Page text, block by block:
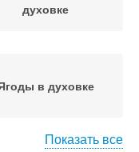
духовке
в духовке
Показать все